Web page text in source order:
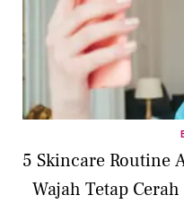
5 Skincare Routine
Wajah Tetap